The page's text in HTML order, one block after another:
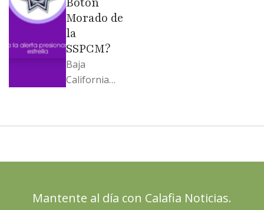
Morado de
la
SSPCM?
Baja
California
2025 con
termómetro
Mantente al día con Calafia Noticias.